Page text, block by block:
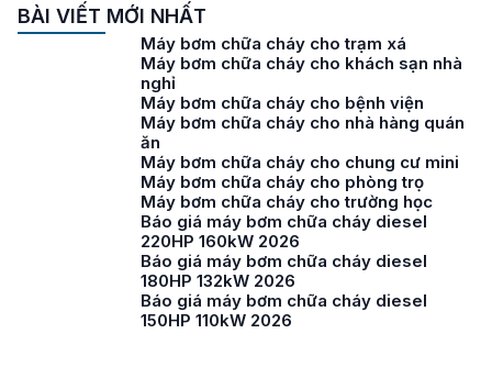
BÀI VIẾT MỚI NHẤT
Máy bơm chữa cháy cho trạm xá
Máy bơm chữa cháy cho khách sạn nhà
nghỉ
Máy bơm chữa cháy cho bệnh viện
Máy bơm chữa cháy cho nhà hàng quán
ăn
Máy bơm chữa cháy cho chung cư mini
Máy bơm chữa cháy cho phòng trọ
Máy bơm chữa cháy cho trường học
Báo giá máy bơm chữa cháy diesel
220HP 160kW 2026
Báo giá máy bơm chữa cháy diesel
180HP 132kW 2026
Báo giá máy bơm chữa cháy diesel
150HP 110kW 2026